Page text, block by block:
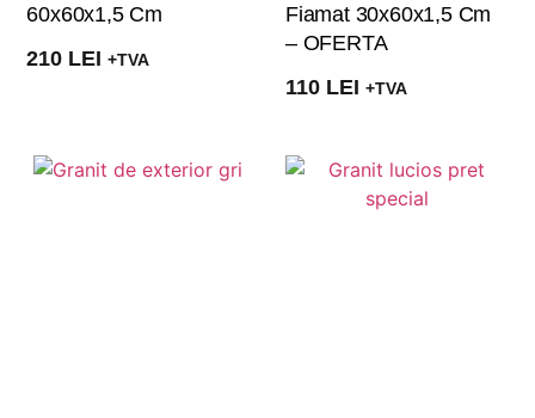
60x60x1,5 Cm
210 LEI +TVA
Fiamat 30x60x1,5 Cm
– OFERTA
110 LEI +TVA